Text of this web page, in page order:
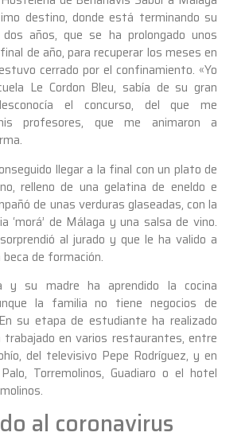
destino, donde está terminando su
años, que se ha prolongado unos
de año, para recuperar los meses en
cerrado por el confinamiento. «Yo
Le Cordon Bleu, sabía de su gran
el concurso, del que me
profesores, que me animaron a
llegar a la final con un plato de
relleno de una gelatina de eneldo e
de unas verduras glaseadas, con la
‘morá’ de Málaga y una salsa de vino.
al jurado y que le ha valido a
de formación.
y su madre ha aprendido la cocina
la familia no tiene negocios de
su etapa de estudiante ha realizado
en varios restaurantes, entre
del televisivo Pepe Rodríguez, y en
Torremolinos, Guadiaro o el hotel
al coronavirus